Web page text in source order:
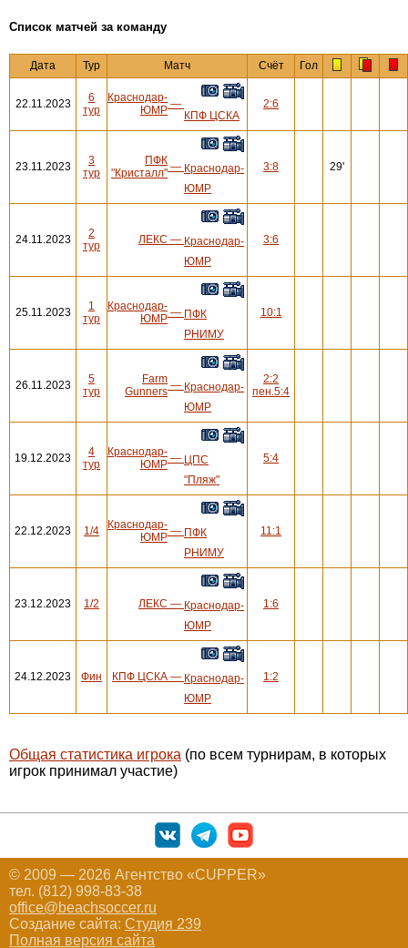
Cписок матчей за команду
Дата Тур Матч Счёт Гол
22.11.2023
6
тур
Краснодар-
ЮМР —
КПФ ЦСКА
2:6
23.11.2023
3
тур
ПФК
"Кристалл" — Краснодар-
ЮМР
3:8 29'
24.11.2023
2
тур
ЛЕКС — Краснодар-
ЮМР
3:6
25.11.2023
1
тур
Краснодар-
ЮМР — ПФК
РНИМУ
10:1
26.11.2023
5
тур
Farm
Gunners — Краснодар-
ЮМР
2:2
пен.5:4
19.12.2023
4
тур
Краснодар-
ЮМР — ЦПС
"Пляж"
5:4
22.12.2023 1/4
Краснодар-
ЮМР — ПФК
РНИМУ
11:1
23.12.2023 1/2 ЛЕКС — Краснодар-
ЮМР
1:6
24.12.2023 Фин КПФ ЦСКА — Краснодар-
ЮМР
1:2
Общая статистика игрока (по всем турнирам, в которых
игрок принимал участие)
© 2009 — 2026 Агентство «CUPPER»
тел. (812) 998-83-38
office@beachsoccer.ru
Создание сайта: Студия 239
Полная версия сайта